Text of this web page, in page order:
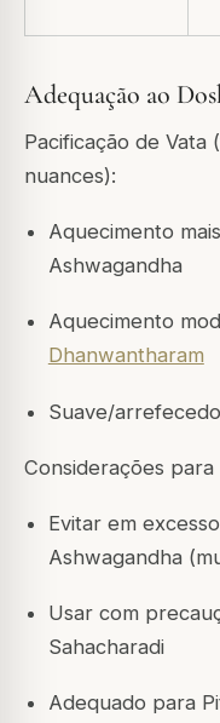
Adequação ao
Pacificação de Vata
nuances):
Aquecimento
Ashwagandha
Aquecimento
Dhanwantharam
Suave/
Considerações para
Evitar em
Ashwagandha
Usar com
Sahacharadi
Adequado para